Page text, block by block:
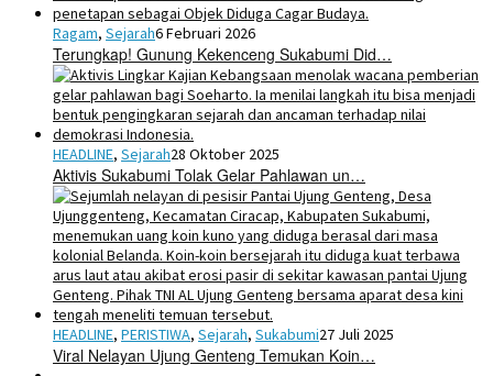
Ragam, Sejarah6 Februari 2026
Terungkap! Gunung Kekenceng Sukabumi Did…
HEADLINE, Sejarah28 Oktober 2025
Aktivis Sukabumi Tolak Gelar Pahlawan un…
HEADLINE, PERISTIWA, Sejarah, Sukabumi27 Juli 2025
Viral Nelayan Ujung Genteng Temukan Koin…